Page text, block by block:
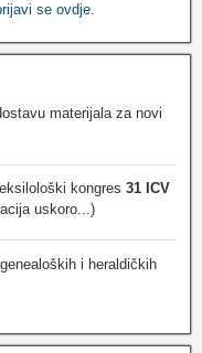
se ovdje.
materijala za novi
kongres 31 ICV
uskoro...)
i heraldičkih